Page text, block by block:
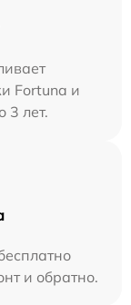
Fortuna и
3 лет.
и обратно.